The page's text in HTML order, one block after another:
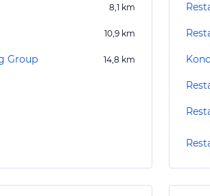
8,1 km
10,9 km
Group 14,8 km